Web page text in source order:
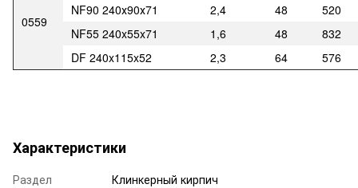
0559
NF90 240х90х71
2,4 48
520
NF55 240x55x71
1,6 48
832
DF 240x115x52
2,3 64 576
Характеристики
Раздел
Клинкерный кирпич